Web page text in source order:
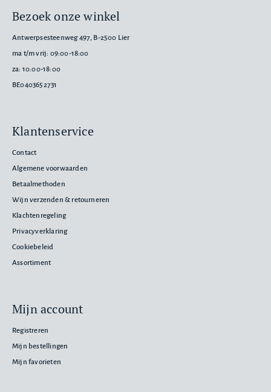
Bezoek onze winkel
Antwerpsesteenweg 497, B-2500 Lier
ma t/m vrij: 09:00-18:00
za: 10:00-18:00
BE0403652731
Klantenservice
Contact
Algemene voorwaarden
Betaalmethoden
Wijn verzenden & retourneren
Klachtenregeling
Privacyverklaring
Cookiebeleid
Assortiment
Mijn account
Registreren
Mijn bestellingen
Mijn favorieten